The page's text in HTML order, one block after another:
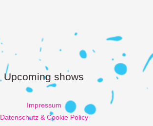
Upcoming shows
Impressum
Datenschutz & Cookie Policy